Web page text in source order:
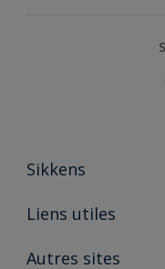
Sikkens
A propos de Sikkens
Liens utiles
Ouvrir un magasin PASS
Autres sites